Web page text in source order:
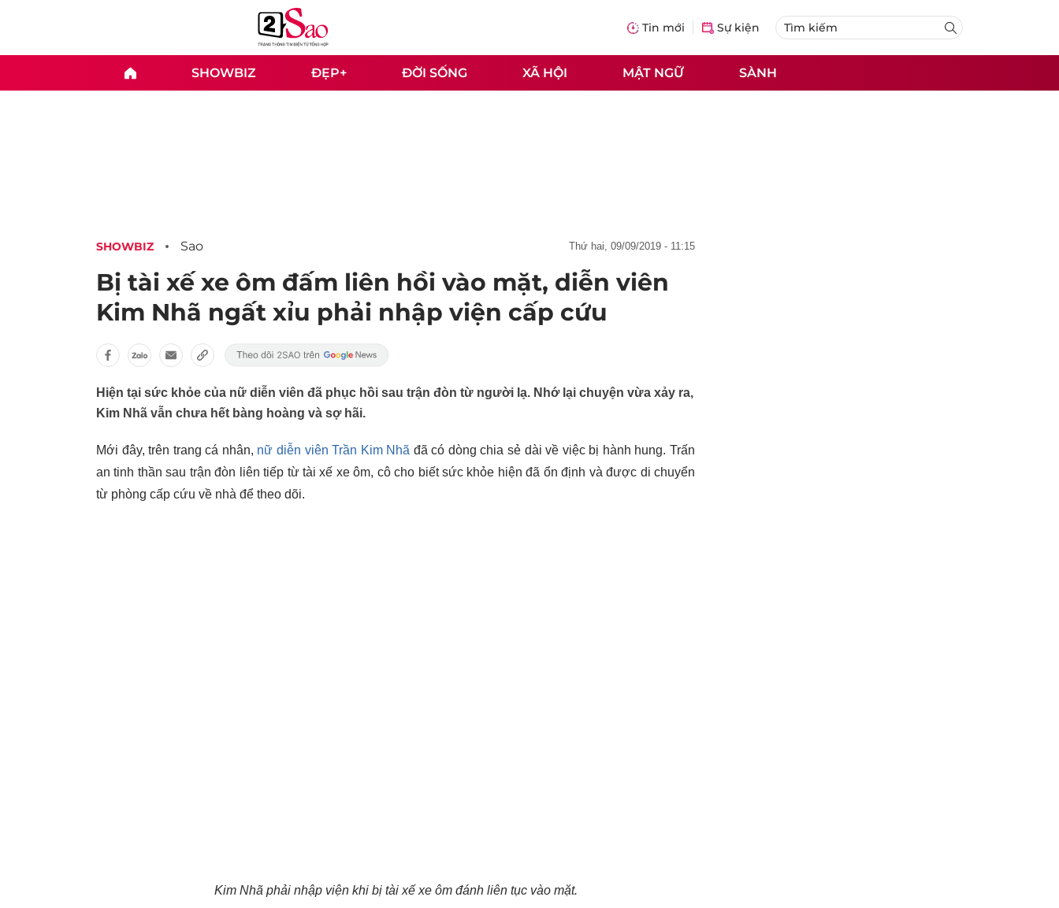
Tin mới Sự kiện
SHOWBIZ ĐẸP+ ĐỜI SỐNG XÃ HỘI MẬT NGỮ SÀNH
SHOWBIZ Sao thứ hai, 09/09/2019 - 11:15
Bị tài xế xe ôm đấm liên hồi vào mặt, diễn viên
Kim Nhã ngất xỉu phải nhập viện cấp cứu
Hiện tại sức khỏe của nữ diễn viên đã phục hồi sau trận đòn từ người lạ. Nhớ lại chuyện vừa xảy ra,
Kim Nhã vẫn chưa hết bàng hoàng và sợ hãi.
Mới đây, trên trang cá nhân, nữ diễn viên Trần Kim Nhã đã có dòng chia sẻ dài về việc bị hành hung. Trấn
an tinh thần sau trận đòn liên tiếp từ tài xế xe ôm, cô cho biết sức khỏe hiện đã ổn định và được di chuyển
từ phòng cấp cứu về nhà để theo dõi.
Kim Nhã phải nhập viện khi bị tài xế xe ôm đánh liên tục vào mặt.